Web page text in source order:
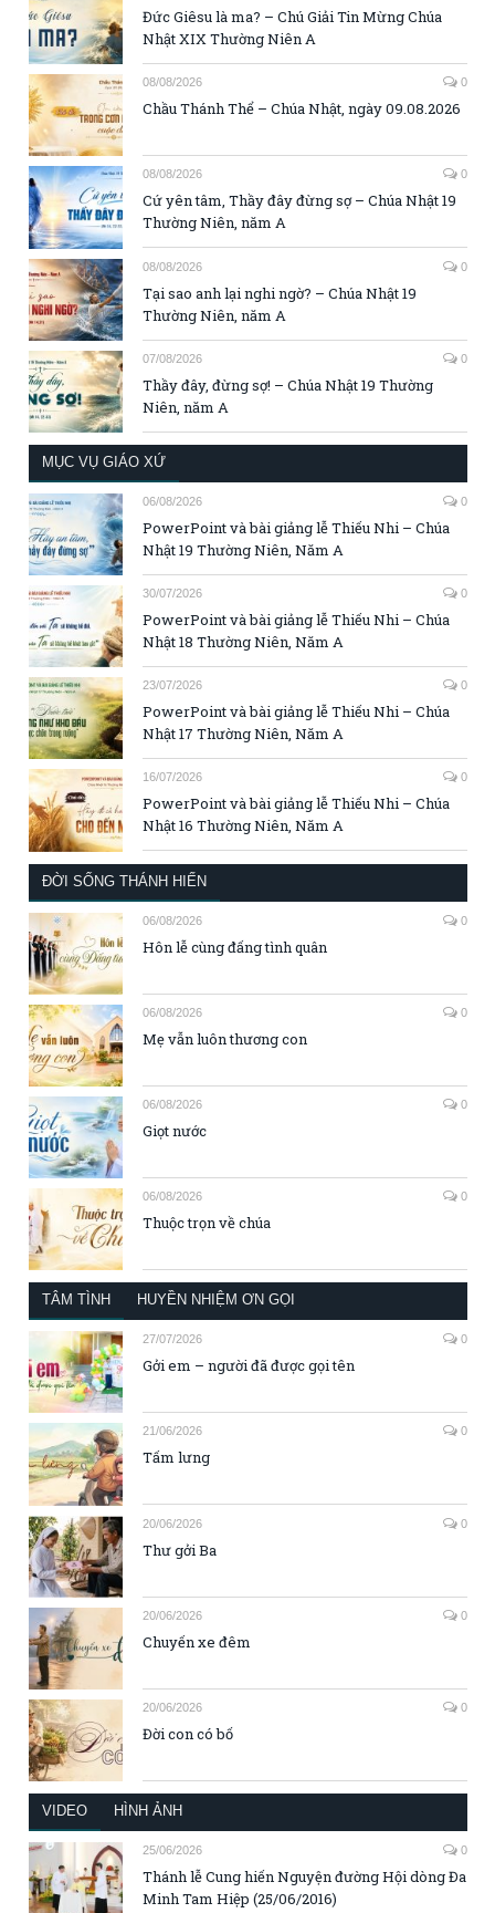
Đức Giêsu là ma? – Chú Giải Tin Mừng Chúa
Nhật XIX Thường Niên A
08/08/2026 0
Chầu Thánh Thể – Chúa Nhật, ngày 09.08.2026
08/08/2026 0
Cứ yên tâm, Thầy đây đừng sợ – Chúa Nhật 19
Thường Niên, năm A
08/08/2026 0
Tại sao anh lại nghi ngờ? – Chúa Nhật 19
Thường Niên, năm A
07/08/2026 0
Thầy đây, đừng sợ! – Chúa Nhật 19 Thường
Niên, năm A
MỤC VỤ GIÁO XỨ
06/08/2026 0
PowerPoint và bài giảng lễ Thiếu Nhi – Chúa
Nhật 19 Thường Niên, Năm A
30/07/2026 0
PowerPoint và bài giảng lễ Thiếu Nhi – Chúa
Nhật 18 Thường Niên, Năm A
23/07/2026 0
PowerPoint và bài giảng lễ Thiếu Nhi – Chúa
Nhật 17 Thường Niên, Năm A
16/07/2026 0
PowerPoint và bài giảng lễ Thiếu Nhi – Chúa
Nhật 16 Thường Niên, Năm A
ĐỜI SỐNG THÁNH HIẾN
06/08/2026 0
Hôn lễ cùng đấng tình quân
06/08/2026 0
Mẹ vẫn luôn thương con
06/08/2026 0
Giọt nước
06/08/2026 0
Thuộc trọn về chúa
TÂM TÌNH HUYỀN NHIỆM ƠN GỌI
27/07/2026 0
Gởi em – người đã được gọi tên
21/06/2026 0
Tấm lưng
20/06/2026 0
Thư gởi Ba
20/06/2026 0
Chuyến xe đêm
20/06/2026 0
Đời con có bố
VIDEO HÌNH ẢNH
25/06/2026 0
Thánh lễ Cung hiến Nguyện đường Hội dòng Đa
Minh Tam Hiệp (25/06/2016)